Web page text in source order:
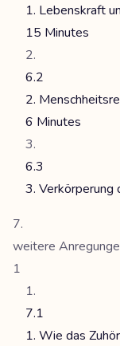
1. Lebenskraft
15 Minutes
6.2
2.
6 Minutes
6.3
3.
weitere
1
7.1
1. Wie das